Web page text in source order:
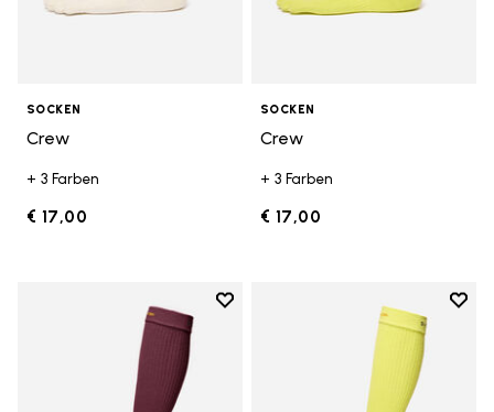
SOCKEN
Crew
+ 3 Farben
€ 17,00
SOCKEN
Crew
+ 3 Farben
€ 17,00
Add to wishlist
Add to wishlist High Crew
Add